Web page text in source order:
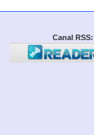
Canal RSS: